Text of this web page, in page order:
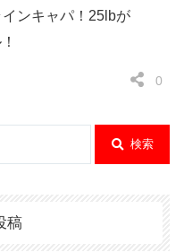
ンキャパ！25lbが
0
検索
稿